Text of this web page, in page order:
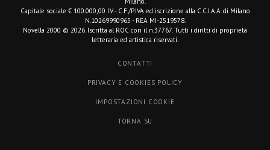
Capitale sociale € 100.000,00 I.V. - C.F./P.IVA ed iscrizione alla C.C.I.A.A. di Milano
N.10269990965 - REA MI-2519578.
Novella 2000 © 2026. Iscritta al ROC con il n.37767. Tutti i diritti di proprietà
letteraria ed artistica riservati.
CONTATTI
PRIVACY E COOKIES POLICY
IMPOSTAZIONI COOKIE
TORNA SU